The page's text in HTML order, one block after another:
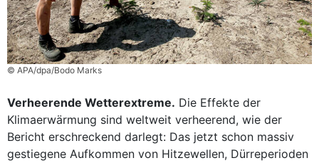
© APA/dpa/Bodo Marks
Verheerende Wetterextreme. Die Effekte der
Klimaerwärmung sind weltweit verheerend, wie der
Bericht erschreckend darlegt: Das jetzt schon massiv
gestiegene Aufkommen von Hitzewellen, Dürreperioden